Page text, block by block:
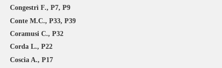
Congestrì F., P7, P9
Conte M.C., P33, P39
Coramusi C., P32
Corda L., P22
Coscia A., P17